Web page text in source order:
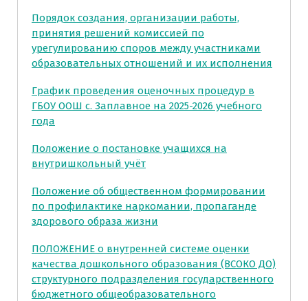
Порядок создания, организации работы,
принятия решений комиссией по
урегулированию споров между участниками
образовательных отношений и их исполнения
График проведения оценочных процедур в
ГБОУ ООШ с. Заплавное на 2025-2026 учебного
года
Положение о постановке учащихся на
внутришкольный учёт
Положение об общественном формировании
по профилактике наркомании, пропаганде
здорового образа жизни
ПОЛОЖЕНИЕ о внутренней системе оценки
качества дошкольного образования (ВСОКО ДО)
структурного подразделения государственного
бюджетного общеобразовательного